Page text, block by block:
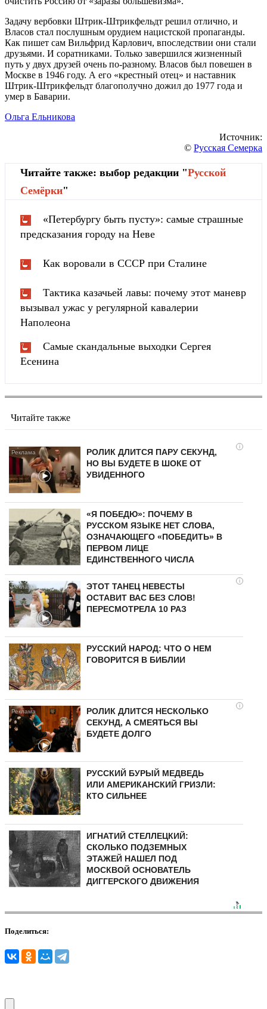
Задачу вербовки Штрик-Штрикфельдт решил отлично, и
Власов стал послушным орудием нацистской пропаганды.
Как пишет сам Вильфрид Карлович, впоследствии они стали
друзьями. И соратниками. Только завершился жизненный
путь у двух друзей очень по-разному. Власов был повешен в
Москве в 1946 году. А его «крестный отец» и наставник
Штрик-Штрикфельдт благополучно дожил до 1977 года и
умер в Баварии.
Ольга Ельникова
Источник:
© Русская Семерка
Читайте также: выбор редакции "Русской
Cемёрки"
«Петербургу быть пусту»: самые страшные
предсказания городу на Неве
Как воровали в СССР при Сталине
Тактика казачьей лавы: почему этот маневр
вызывал ужас у регулярной кавалерии
Наполеона
Самые скандальные выходки Сергея
Есенина
Читайте также
i
РОЛИК ДЛИТСЯ ПАРУ СЕКУНД,
НО ВЫ БУДЕТЕ В ШОКЕ ОТ
УВИДЕННОГО
«Я ПОБЕДЮ»: ПОЧЕМУ В
РУССКОМ ЯЗЫКЕ НЕТ СЛОВА,
ОЗНАЧАЮЩЕГО «ПОБЕДИТЬ» В
ПЕРВОМ ЛИЦЕ
ЕДИНСТВЕННОГО ЧИСЛА
i
ЭТОТ ТАНЕЦ НЕВЕСТЫ
ОСТАВИТ ВАС БЕЗ СЛОВ!
ПЕРЕСМОТРЕЛА 10 РАЗ
РУССКИЙ НАРОД: ЧТО О НЕМ
ГОВОРИТСЯ В БИБЛИИ
i
РОЛИК ДЛИТСЯ НЕСКОЛЬКО
СЕКУНД, А СМЕЯТЬСЯ ВЫ
БУДЕТЕ ДОЛГО
РУССКИЙ БУРЫЙ МЕДВЕДЬ
ИЛИ АМЕРИКАНСКИЙ ГРИЗЛИ:
КТО СИЛЬНЕЕ
ИГНАТИЙ СТЕЛЛЕЦКИЙ:
СКОЛЬКО ПОДЗЕМНЫХ
ЭТАЖЕЙ НАШЕЛ ПОД
МОСКВОЙ ОСНОВАТЕЛЬ
ДИГГЕРСКОГО ДВИЖЕНИЯ
Поделиться: